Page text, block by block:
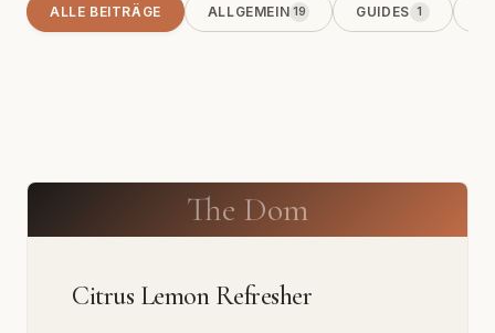
ALLE BEITRÄGE ALLGEMEIN 19 GUIDES 1
The Dom
Citrus Lemon Refresher